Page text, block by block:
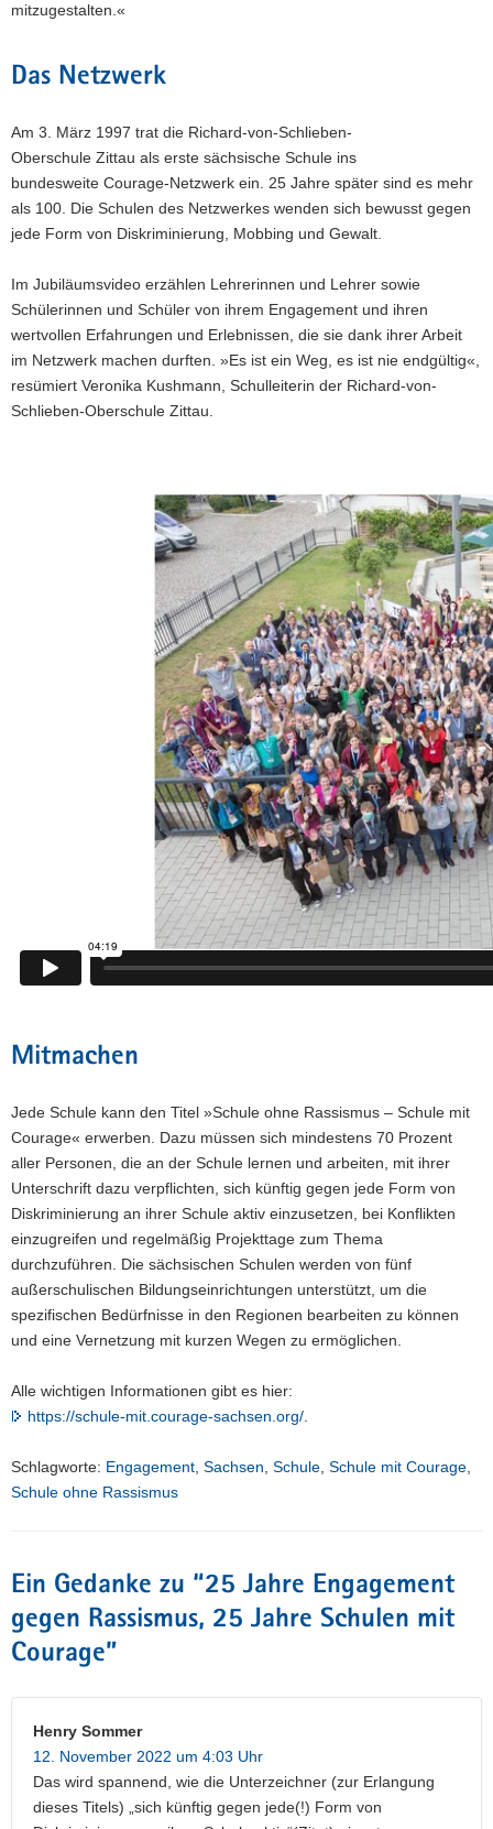
mitzugestalten.«
Das Netzwerk
Am 3. März 1997 trat die Richard-von-Schlieben-
Oberschule Zittau als erste sächsische Schule ins
bundesweite Courage-Netzwerk ein. 25 Jahre später sind es mehr
als 100. Die Schulen des Netzwerkes wenden sich bewusst gegen
jede Form von Diskriminierung, Mobbing und Gewalt.
Im Jubiläumsvideo erzählen Lehrerinnen und Lehrer sowie
Schülerinnen und Schüler von ihrem Engagement und ihren
wertvollen Erfahrungen und Erlebnissen, die sie dank ihrer Arbeit
im Netzwerk machen durften. »Es ist ein Weg, es ist nie endgültig«,
resümiert Veronika Kushmann, Schulleiterin der Richard-von-
Schlieben-Oberschule Zittau.
Mitmachen
Jede Schule kann den Titel »Schule ohne Rassismus – Schule mit
Courage« erwerben. Dazu müssen sich mindestens 70 Prozent
aller Personen, die an der Schule lernen und arbeiten, mit ihrer
Unterschrift dazu verpflichten, sich künftig gegen jede Form von
Diskriminierung an ihrer Schule aktiv einzusetzen, bei Konflikten
einzugreifen und regelmäßig Projekttage zum Thema
durchzuführen. Die sächsischen Schulen werden von fünf
außerschulischen Bildungseinrichtungen unterstützt, um die
spezifischen Bedürfnisse in den Regionen bearbeiten zu können
und eine Vernetzung mit kurzen Wegen zu ermöglichen.
Alle wichtigen Informationen gibt es hier:
https://schule-mit.courage-sachsen.org/
Schlagworte: Engagement Sachsen Schule Schule mit Courage
Schule ohne Rassismus
Ein Gedanke zu “25 Jahre Engagement
gegen Rassismus, 25 Jahre Schulen mit
Courage”
Henry Sommer
12. November 2022 um 4:03 Uhr
Das wird spannend, wie die Unterzeichner (zur Erlangung
dieses Titels) „sich künftig gegen jede(!) Form von